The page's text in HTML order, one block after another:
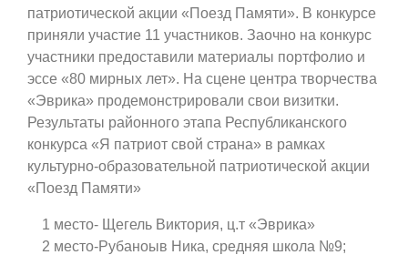
патриотической акции «Поезд Памяти». В конкурсе
приняли участие 11 участников. Заочно на конкурс
участники предоставили материалы портфолио и
эссе «80 мирных лет». На сцене центра творчества
«Эврика» продемонстрировали свои визитки.
Результаты районного этапа Республиканского
конкурса «Я патриот свой страна» в рамках
культурно-образовательной патриотической акции
«Поезд Памяти»
1 место- Щегель Виктория, ц.т «Эврика»
2 место-Рубаноыв Ника, средняя школа №9;